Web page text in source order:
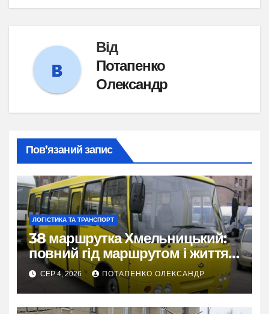
Від
Потапенко
Олександр
Пов’язаний запис
ЛОГІСТИКА ТА ТРАНСПОРТ
38 маршрутка Хмельницький:
повний гід маршрутом і життям
міста
СЕР 4, 2026 ПОТАПЕНКО ОЛЕКСАНДР